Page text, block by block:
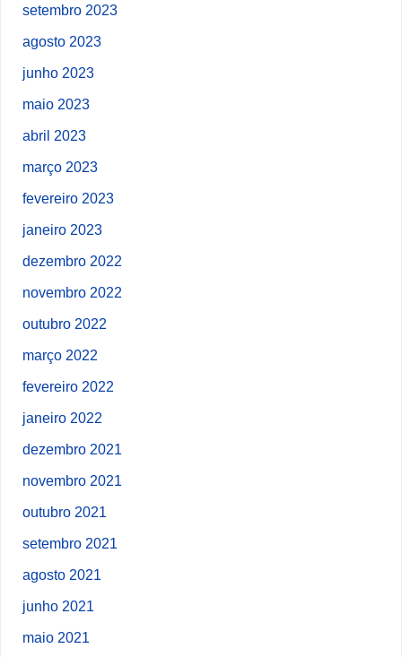
setembro 2023
agosto 2023
junho 2023
maio 2023
abril 2023
março 2023
fevereiro 2023
janeiro 2023
dezembro 2022
novembro 2022
outubro 2022
março 2022
fevereiro 2022
janeiro 2022
dezembro 2021
novembro 2021
outubro 2021
setembro 2021
agosto 2021
junho 2021
maio 2021